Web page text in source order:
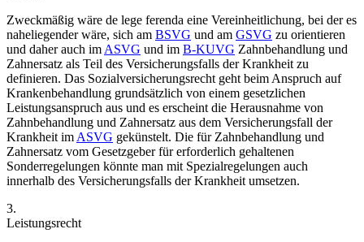
Zweckmäßig wäre de lege ferenda eine Vereinheitlichung, bei der es
naheliegender wäre, sich am BSVG und am GSVG zu orientieren
und daher auch im ASVG und im B-KUVG Zahnbehandlung und
Zahnersatz als Teil des Versicherungsfalls der Krankheit zu
definieren. Das Sozialversicherungsrecht geht beim Anspruch auf
Krankenbehandlung grundsätzlich von einem gesetzlichen
Leistungsanspruch aus und es erscheint die Herausnahme von
Zahnbehandlung und Zahnersatz aus dem Versicherungsfall der
Krankheit im ASVG gekünstelt. Die für Zahnbehandlung und
Zahnersatz vom Gesetzgeber für erforderlich gehaltenen
Sonderregelungen könnte man mit Spezialregelungen auch
innerhalb des Versicherungsfalls der Krankheit umsetzen.
3.
Leistungsrecht